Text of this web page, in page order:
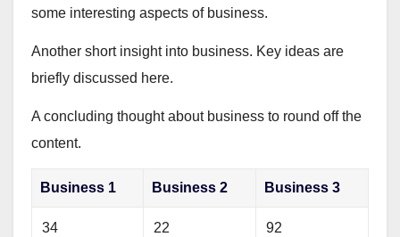
some interesting aspects of business.
Another short insight into business. Key ideas are
briefly discussed here.
A concluding thought about business to round off the
content.
Business 1 Business 2 Business 3
34 22 92